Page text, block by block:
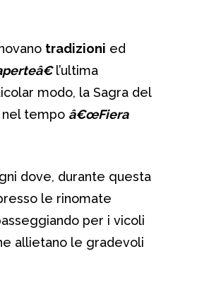
tradizioni ed
l’ultima
modo, la Sagra del
nel tempo â€œFiera
dove, durante questa
le rinomate
per i vicoli
allietano le gradevoli